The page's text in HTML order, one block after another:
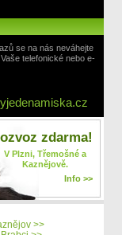
se na nás neváhejte
telefonické nebo e-
.cz
zdarma!
V Plzni, Třemošné a
Kaznějově.
Info >>
>>